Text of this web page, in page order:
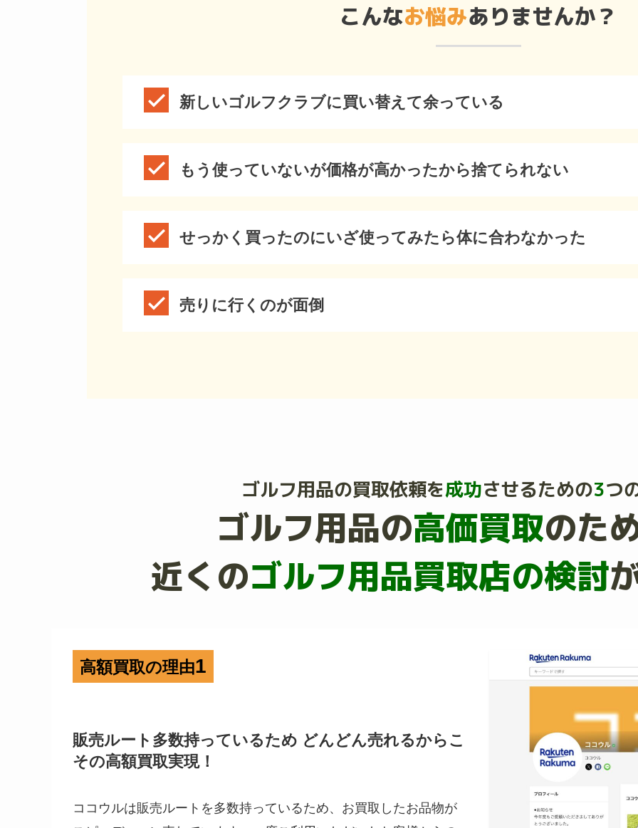
こんなお悩みありませんか？
新しいゴルフクラブに買い替えて余っている
もう使っていないが価格が高かったから捨てられない
せっかく買ったのにいざ使ってみたら体に合わなかった
売りに行くのが面倒
ゴルフ用品の買取依頼を成功させるための3つ
ゴルフ用品の高価買取のた
近くのゴルフ用品買取店の検討
高額買取の理由1
販売ルート多数持っているため どんどん売れるからこ
その高額買取実現！
ココウルは販売ルートを多数持っているため、お買取したお品物が